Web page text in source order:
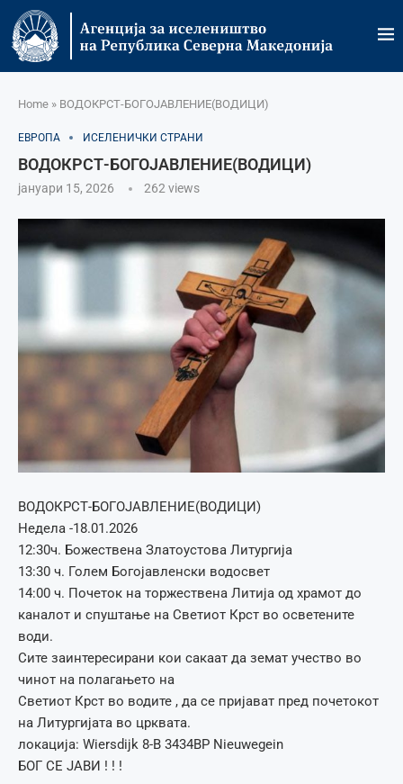
Home » ВОДОКРСТ-БОГОЈАВЛЕНИЕ(ВОДИЦИ)
ЕВРОПА ИСЕЛЕНИЧКИ СТРАНИ
ВОДОКРСТ-БОГОЈАВЛЕНИЕ(ВОДИЦИ)
јануари 15, 2026 262 views
ВОДОКРСТ-БОГОЈАВЛЕНИЕ(ВОДИЦИ)
Недела -18.01.2026
12:30ч. Божествена Златоустова Литургија
13:30 ч. Голем Богојавленски водосвет
14:00 ч. Почеток на торжествена Литија од храмот до
каналот и спуштање на Светиот Крст во осветените
води.
Сите заинтересирани кои сакаат да земат учество во
чинот на полагањето на
Светиот Крст во водите , да се пријават пред почетокот
на Литургијата во црквата.
локација: Wiersdijk 8-B 3434BP Nieuwegein
БОГ СЕ ЈАВИ ! ! !